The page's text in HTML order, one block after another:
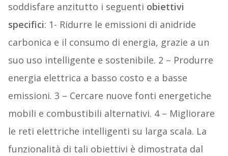
soddisfare anzitutto i seguenti obiettivi
specifici: 1- Ridurre le emissioni di anidride
carbonica e il consumo di energia, grazie a un
suo uso intelligente e sostenibile. 2 – Produrre
energia elettrica a basso costo e a basse
emissioni. 3 – Cercare nuove fonti energetiche
mobili e combustibili alternativi. 4 – Migliorare
le reti elettriche intelligenti su larga scala. La
funzionalità di tali obiettivi è dimostrata dal